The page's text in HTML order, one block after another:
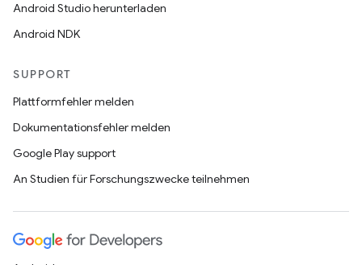
Android Studio herunterladen
Android NDK
SUPPORT
Plattformfehler melden
Dokumentationsfehler melden
Google Play support
An Studien für Forschungszwecke teilnehmen